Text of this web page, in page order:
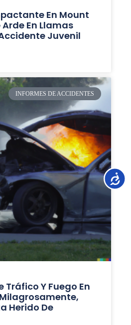
En Mount
En Llamas
Juvenil
INFORMES DE ACCIDENTES
Tráfico Y Fuego En
Herido De